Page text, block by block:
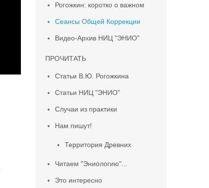
Рогожкин: коротко о важном
Сеансы Общей Коррекции
Видео-Архив НИЦ "ЭНИО"
ПРОЧИТАТЬ
Статьи В.Ю. Рогожкина
Статьи НИЦ "ЭНИО"
Случаи из практики
Нам пишут!
Территория Древних
Читаем "Эниологию"...
Это интересно